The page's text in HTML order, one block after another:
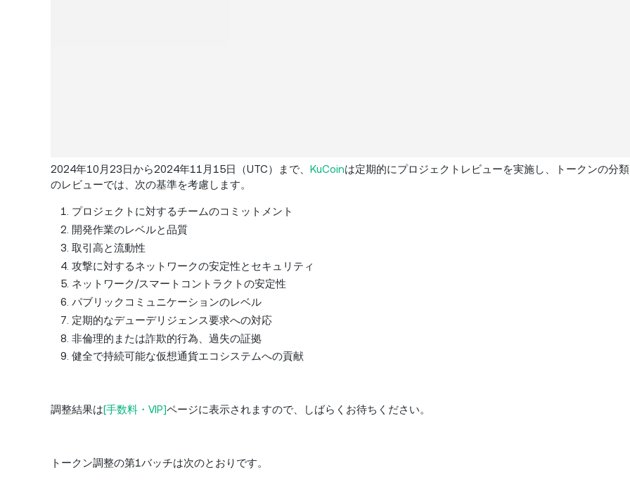
2024年10月23日から2024年11月15日（UTC）まで、 KuCoinは定期的にプロジェクトレビューを実施し、トークンの分
のレビューでは、次の基準を考慮します。
プロジェクトに対するチームのコミットメント
開発作業のレベルと品質
取引高と流動性
攻撃に対するネットワークの安定性とセキュリティ
ネットワーク/スマートコントラクトの安定性
パブリックコミュニケーションのレベル
定期的なデューデリジェンス要求への対応
非倫理的または詐欺的行為、過失の証拠
健全で持続可能な仮想通貨エコシステムへの貢献
調整結果は[手数料・VIP]ページに表示されますので、しばらくお待ちください。
トークン調整の第1バッチは次のとおりです。